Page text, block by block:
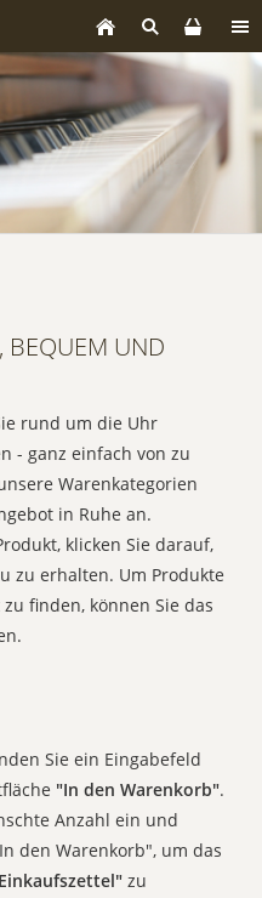
BEQUEM UND
rund um die Uhr
- ganz einfach von zu
Warenkategorien
in Ruhe an.
klicken Sie darauf,
zu erhalten. Um Produkte
finden, können Sie das
Sie ein Eingabefeld
"In den Warenkorb".
Anzahl ein und
den Warenkorb", um das
zu